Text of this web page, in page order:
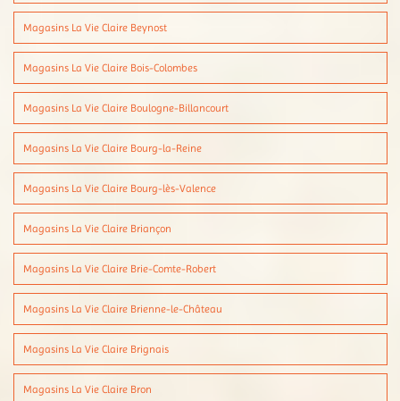
Magasins La Vie Claire Beynost
Magasins La Vie Claire Bois-Colombes
Magasins La Vie Claire Boulogne-Billancourt
Magasins La Vie Claire Bourg-la-Reine
Magasins La Vie Claire Bourg-lès-Valence
Magasins La Vie Claire Briançon
Magasins La Vie Claire Brie-Comte-Robert
Magasins La Vie Claire Brienne-le-Château
Magasins La Vie Claire Brignais
Magasins La Vie Claire Bron